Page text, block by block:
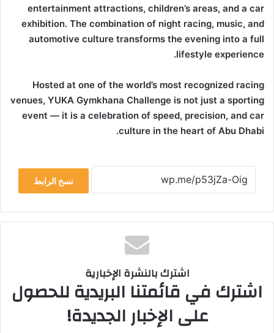
entertainment attractions, children’s areas, and a car
exhibition. The combination of night racing, music, and
automotive culture transforms the evening into a full
lifestyle experience.
Hosted at one of the world’s most recognized racing
venues, YUKA Gymkhana Challenge is not just a sporting
event — it is a celebration of speed, precision, and car
culture in the heart of Abu Dhabi.
نسخ الرابط
اشترك بالنشرة الإخبارية
اشترك في قائمتنا البريدية للحصول
على الإخبار الجديدة!